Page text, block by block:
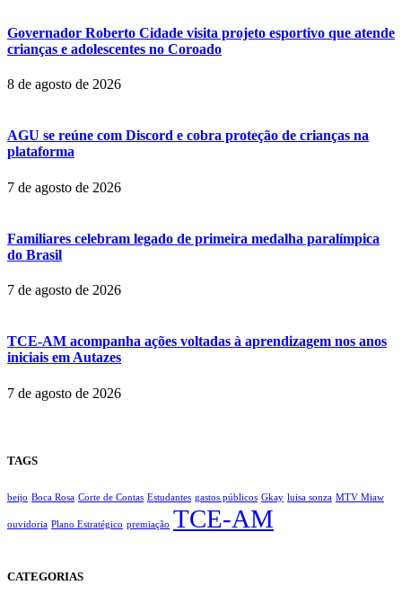
Governador Roberto Cidade visita projeto esportivo que atende
crianças e adolescentes no Coroado
8 de agosto de 2026
AGU se reúne com Discord e cobra proteção de crianças na
plataforma
7 de agosto de 2026
Familiares celebram legado de primeira medalha paralímpica
do Brasil
7 de agosto de 2026
TCE-AM acompanha ações voltadas à aprendizagem nos anos
iniciais em Autazes
7 de agosto de 2026
TAGS
beijo Boca Rosa Corte de Contas Estudantes gastos públicos Gkay luisa sonza MTV Miaw
ouvidoria Plano Estratégico premiação TCE-AM
CATEGORIAS